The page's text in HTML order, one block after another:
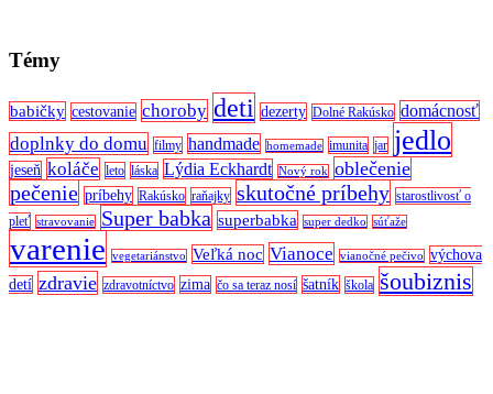
Témy
babičky cestovanie choroby deti dezerty Dolné Rakúsko domácnosť
doplnky do domu filmy handmade homemade imunita jar jedlo
jeseň koláče leto láska Lýdia Eckhardt Nový rok oblečenie
pečenie príbehy Rakúsko raňajky skutočné príbehy starostlivosť o
pleť stravovanie Super babka superbabka super dedko súťaže
varenie vegetariánstvo Veľká noc Vianoce vianočné pečivo
výchova
detí zdravie zdravotníctvo zima čo sa teraz nosí šatník škola šoubiznis